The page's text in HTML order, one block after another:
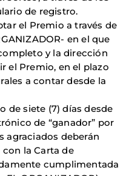
de registro.
el Premio a través de
en el que
y la dirección
el Premio, en el plazo
a contar desde la
de siete (7) días desde
de “ganador” por
agraciados deberán
la Carta de
cumplimentada